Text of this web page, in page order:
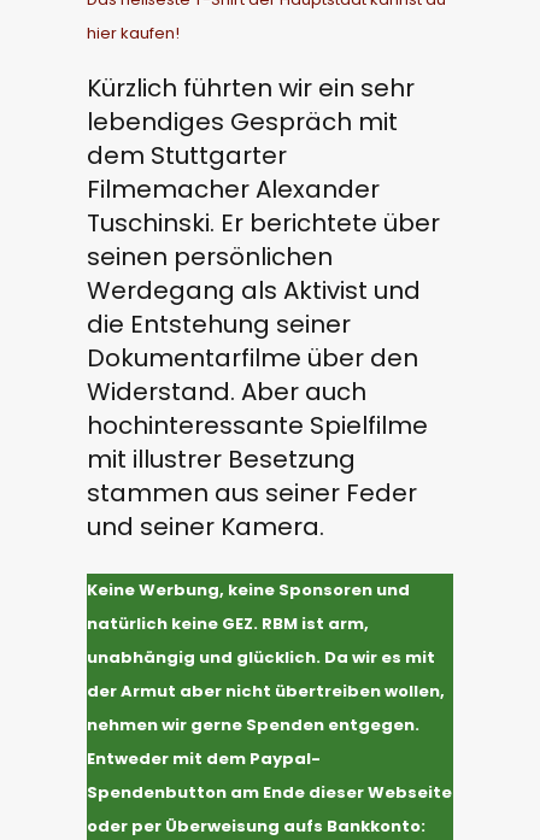
hier kaufen!
Kürzlich führten wir ein sehr
lebendiges Gespräch mit
dem Stuttgarter
Filmemacher Alexander
Tuschinski. Er berichtete über
seinen persönlichen
Werdegang als Aktivist und
die Entstehung seiner
Dokumentarfilme über den
Widerstand. Aber auch
hochinteressante Spielfilme
mit illustrer Besetzung
stammen aus seiner Feder
und seiner Kamera.
KeineWerbung, keine Sponsoren und
natürlich keine GEZ. RBM ist arm,
unabhängig und glücklich. Da wir es mit
der Armut aber nicht übertreiben wollen,
nehmen wir gerne Spenden entgegen.
Entweder mit dem Paypal-
Spendenbutton am Ende dieser Webseite
oder per Überweisung aufs Bankkonto: